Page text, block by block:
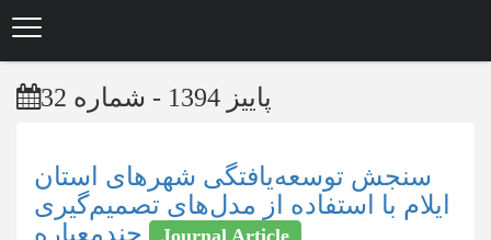
پاییز 1394 - شماره 32
سنجش توسعه‌یافتگی شهرهای استان
ایلام با استفاده از مد‌ل‌های تصمیم‌گیری
Journal Article